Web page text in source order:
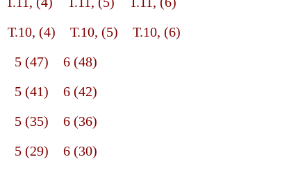
Т.10, (4) Т.10, (5)
Т.10, (6)
5 (47)
6 (48)
5 (41)
6 (42)
5 (35)
6 (36)
5 (29)
6 (30)